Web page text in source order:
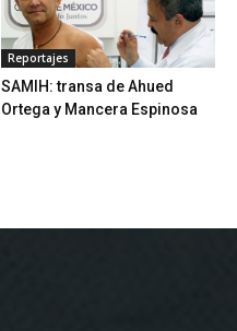
Reportajes
SAMIH: transa de Ahued
Ortega y Mancera Espinosa